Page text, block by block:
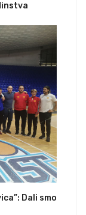
Dali smo